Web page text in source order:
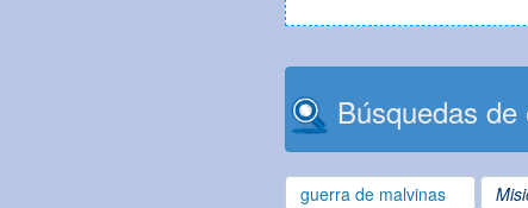
Búsquedas
guerra de malvinas